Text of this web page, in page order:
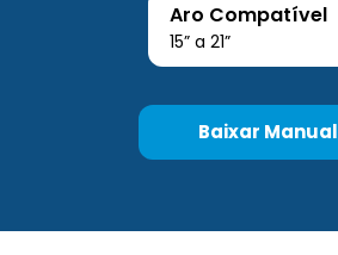
Aro Compatível
15” a 21”
Baixar Manual